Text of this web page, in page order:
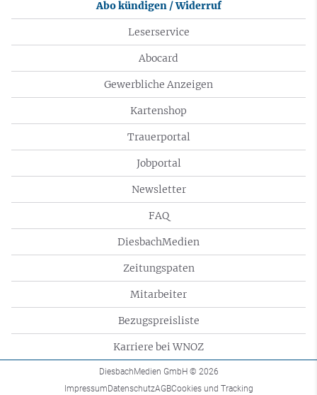
Abo kündigen / Widerruf
Leserservice
Abocard
Gewerbliche Anzeigen
Kartenshop
Trauerportal
Jobportal
Newsletter
FAQ
DiesbachMedien
Zeitungspaten
Mitarbeiter
Bezugspreisliste
Karriere bei WNOZ
DiesbachMedien GmbH © 2026
ImpressumDatenschutzAGBCookies und Tracking